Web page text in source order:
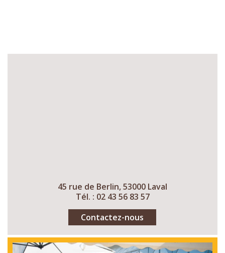
45 rue de Berlin, 53000 Laval
Tél. : 02 43 56 83 57
Contactez-nous